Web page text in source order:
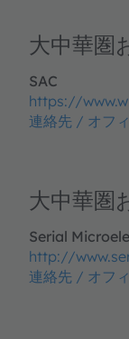
大中華圏
SAC
https://
連絡先 / オフ
大中華圏
Serial
http://
連絡先 / オフ